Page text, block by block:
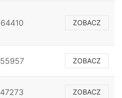
64410 ZOBACZ
55957 ZOBACZ
47273 ZOBACZ